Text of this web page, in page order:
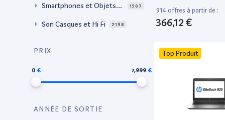
Smartphones et Objets c
1507
Son Casques et Hi Fi 2198
PRIX
0 7,999
ANNÉE DE SORTIE
914 offres à partir de :
366,12 €
Top Produit